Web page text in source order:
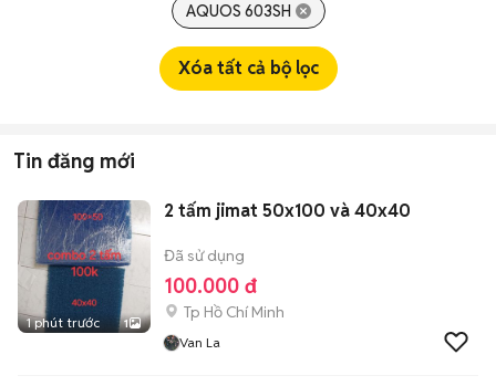
AQUOS 603SH
Xóa tất cả bộ lọc
Tin đăng mới
1 phút trước 1
2 tấm jimat 50x100 và 40x40
Đã sử dụng
100.000 đ
Tp Hồ Chí Minh
Van La